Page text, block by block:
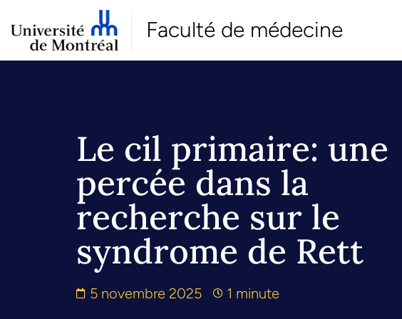
Faculté de médecine
Le cil primaire: une
percée dans la
recherche sur le
syndrome de Rett
5 novembre 2025 1 minute